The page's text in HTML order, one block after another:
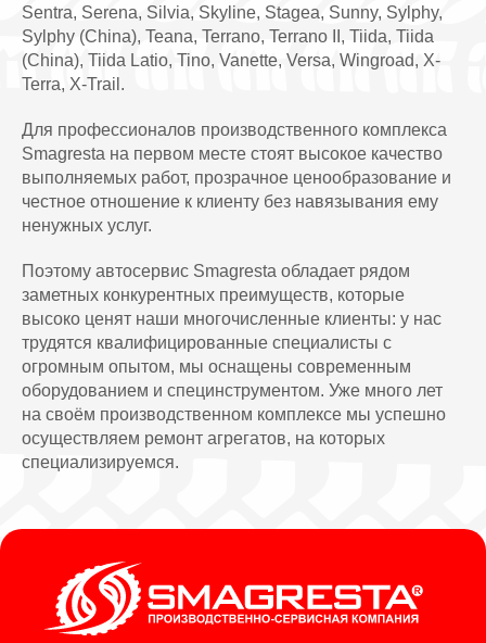
Sentra, Serena, Silvia, Skyline, Stagea, Sunny, Sylphy,
Sylphy (China), Teana, Terrano, Terrano II, Tiida, Tiida
(China), Tiida Latio, Tino, Vanette, Versa, Wingroad, X-
Terra, X-Trail.
Для профессионалов производственного комплекса
Smagresta на первом месте стоят высокое качество
выполняемых работ, прозрачное ценообразование и
честное отношение к клиенту без навязывания ему
ненужных услуг.
Поэтому автосервис Smagresta обладает рядом
заметных конкурентных преимуществ, которые
высоко ценят наши многочисленные клиенты: у нас
трудятся квалифицированные специалисты с
огромным опытом, мы оснащены современным
оборудованием и специнструментом. Уже много лет
на своём производственном комплексе мы успешно
осуществляем ремонт агрегатов, на которых
специализируемся.